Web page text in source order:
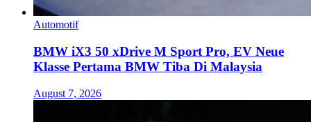
Automotif
BMW iX3 50 xDrive M Sport Pro, EV Neue
Klasse Pertama BMW Tiba Di Malaysia
August 7, 2026